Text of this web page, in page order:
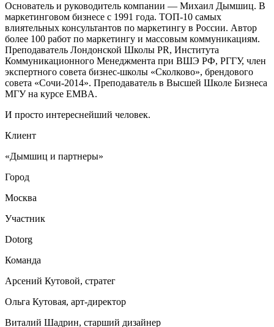
Основатель и руководитель компании — Михаил Дымшиц. В
маркетинговом бизнесе с 1991 года. ТОП-10 самых
влиятельных консультантов по маркетингу в России. Автор
более 100 работ по маркетингу и массовым коммуникациям.
Преподаватель Лондонской Школы PR, Института
Коммуникационного Менеджмента при ВШЭ РФ, РГГУ, член
экспертного совета бизнес-школы «Сколково», брендового
совета «Сочи-2014». Преподаватель в Высшей Школе Бизнеса
МГУ на курсе EMBA.
И просто интереснейший человек.
Клиент
«Дымшиц и партнеры»
Город
Москва
Участник
Dotorg
Команда
Арсений Кутовой, стратег
Ольга Кутовая, арт-директор
Виталий Шадрин, старший дизайнер